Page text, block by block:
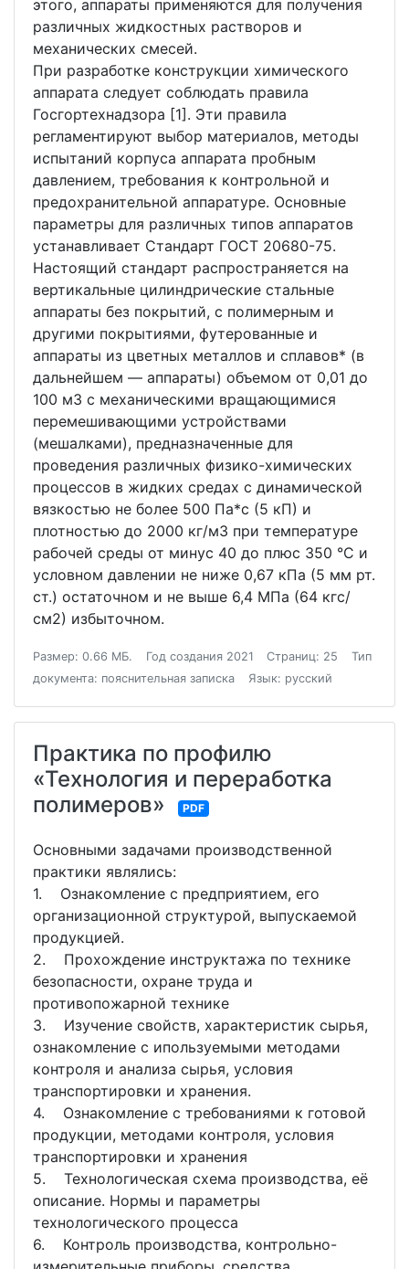
этого, аппараты применяются для получения
различных жидкостных растворов и
механических смесей.
При разработке конструкции химического
аппарата следует соблюдать правила
Госгортехнадзора [1]. Эти правила
регламентируют выбор материалов, методы
испытаний корпуса аппарата пробным
давлением, требования к контрольной и
предохранительной аппаратуре. Основные
параметры для различных типов аппаратов
устанавливает Стандарт ГОСТ 20680-75.
Настоящий стандарт распространяется на
вертикальные цилиндрические стальные
аппараты без покрытий, с полимерным и
другими покрытиями, футерованные и
аппараты из цветных металлов и сплавов* (в
дальнейшем — аппараты) объемом от 0,01 до
100 м3 с механическими вращающимися
перемешивающими устройствами
(мешалками), предназначенные для
проведения различных физико-химических
процессов в жидких средах с динамической
вязкостью не более 500 Па*с (5 кП) и
плотностью до 2000 кг/м3 при температуре
рабочей среды от минус 40 до плюс 350 °С и
условном давлении не ниже 0,67 кПа (5 мм рт.
ст.) остаточном и не выше 6,4 МПа (64 кгс/
см2) избыточном.
Размер: 0.66 МБ. Год создания 2021 Страниц: 25
Тип
документа: пояснительная записка
Язык: русский
Практика по профилю
«Технология и переработка
полимеров»
PDF
Основными задачами производственной
практики являлись:
1. Ознакомление с предприятием, его
организационной структурой, выпускаемой
продукцией.
2. Прохождение инструктажа по технике
безопасности, охране труда и
противопожарной технике
3. Изучение свойств, характеристик сырья,
ознакомление с ипользуемыми методами
контроля и анализа сырья, условия
транспортировки и хранения.
4. Ознакомление с требованиями к готовой
продукции, методами контроля, условия
транспортировки и хранения
5. Технологическая схема производства, её
описание. Нормы и параметры
технологического процесса
6. Контроль производства, контрольно-